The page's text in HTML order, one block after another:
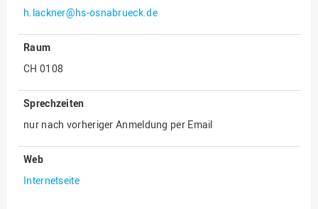
Institut für Musik
IT Service Center
Kommunikation und
Marketing
Nachhaltigkeit
Personal
h.lackner@hs-osnabrueck.de
Raum
CH 0108
Sprechzeiten
nur nach vorheriger Anmeldung per Email
Web
Internetseite